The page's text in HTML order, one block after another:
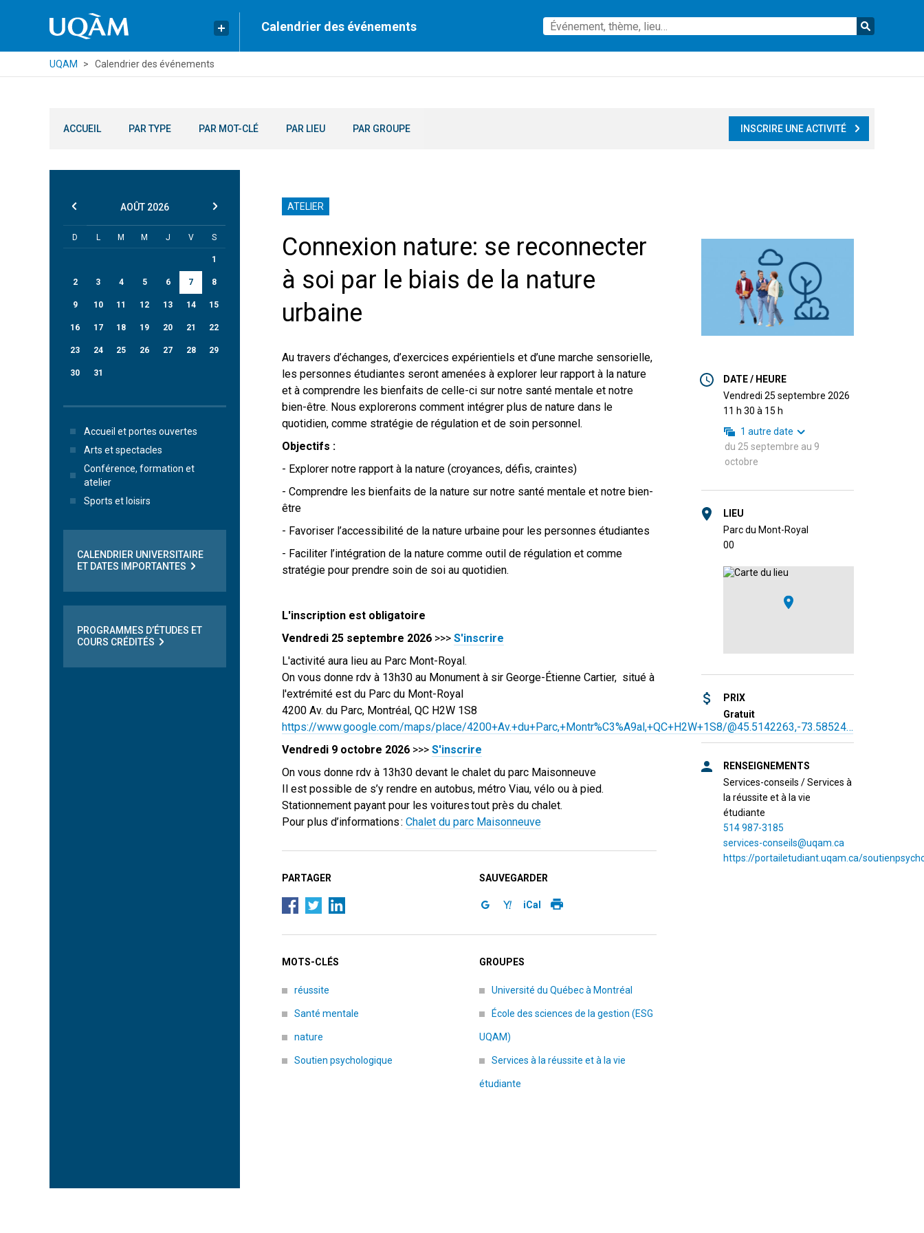
Calendrier des événements
UQAM Calendrier des événements
ACCUEIL PAR TYPE PAR MOT-CLÉ PAR LIEU PAR GROUPE INSCRIRE UNE ACTIVITÉ
ATELIER
Connexion nature: se reconnecter
à soi par le biais de la nature
urbaine
Au travers d’échanges, d’exercices expérientiels et d’une marche sensorielle,
les personnes étudiantes seront amenées à explorer leur rapport à la nature
et à comprendre les bienfaits de celle-ci sur notre santé mentale et notre
bien-être. Nous explorerons comment intégrer plus de nature dans le
quotidien, comme stratégie de régulation et de soin personnel.
Objectifs :
- Explorer notre rapport à la nature (croyances, défis, craintes)
- Comprendre les bienfaits de la nature sur notre santé mentale et notre bien-
être
- Favoriser l’accessibilité de la nature urbaine pour les personnes étudiantes
- Faciliter l’intégration de la nature comme outil de régulation et comme
stratégie pour prendre soin de soi au quotidien.
L'inscription est obligatoire
Vendredi 25 septembre 2026>>> S'inscrire
L'activité aura lieu au Parc Mont-Royal.
On vous donne rdv à 13h30 au Monument à sir George-Étienne Cartier, situé à
l'extrémité est du Parc du Mont-Royal
4200 Av. du Parc, Montréal, QC H2W 1S8
https://www.google.com/maps/place/4200+Av.+du+Parc,+Montr%C3%A9al,+QC+H2W+1S8/@45.5142263,-73.58524…
Vendredi 9 octobre 2026>>> S'inscrire
On vous donne rdv à 13h30 devant le chalet du parc Maisonneuve
Il est possible de s’y rendre en autobus, métro Viau, vélo ou à pied.
Stationnement payant pour les voitures tout près du chalet.
Pour plus d’informations : Chalet du parc Maisonneuve
DATE / HEURE
vendredi 25 septembre 2026
11 h 30 à 15 h
1 autre date
du 25 septembre au 9
octobre
LIEU
Parc du Mont-Royal
00
PRIX
Gratuit
RENSEIGNEMENTS
Services-conseils / Services à
la réussite et à la vie
étudiante
514 987-3185
services-conseils@uqam.ca
https://portailetudiant.uqam.ca/
PARTAGER
SAUVEGARDER
iCal
MOTS-CLÉS
réussite
Santé mentale
nature
Soutien psychologique
GROUPES
Université du Québec à Montréal
École des sciences de la gestion (ESG
UQAM)
Services à la réussite et à la vie
étudiante
AOÛT 2026
D L M M J V S
1
2 3 4 5 6 7 8
9 10 11 12 13 14 15
16 17 18 19 20 21 22
23 24 25 26 27 28 29
30 31
Accueil et portes ouvertes
Arts et spectacles
Conférence, formation et
atelier
Sports et loisirs
CALENDRIER UNIVERSITAIRE
ET DATES IMPORTANTES
PROGRAMMES D’ÉTUDES ET
COURS CRÉDITÉS